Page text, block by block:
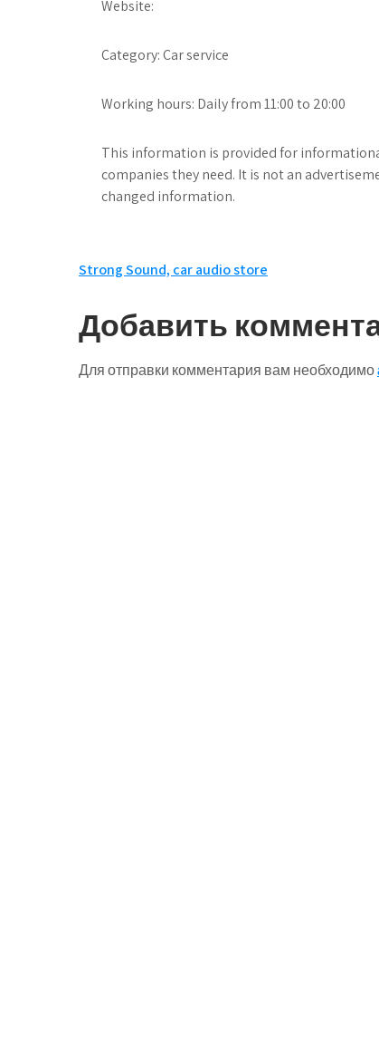
Website:
Category: Car service
Working hours: Daily from 11:00 to 20:00
This information is provided for
companies they need. It is not an
changed information.
Навигация
по
записям
Strong Sound, car audio store
Добавить
Для отправки комментария вам необходимо